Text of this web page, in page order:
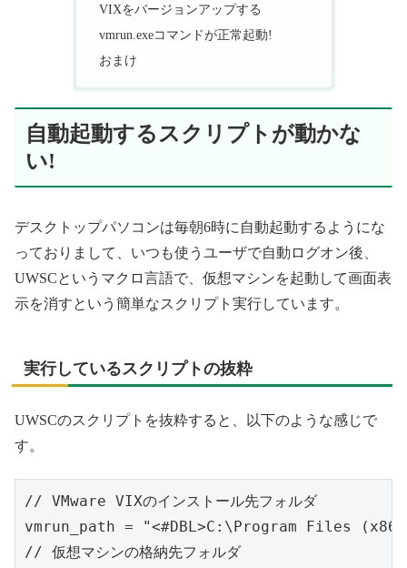
VIXをバージョンアップする
vmrun.exeコマンドが正常起動!
おまけ
自動起動するスクリプトが動かな
い!
デスクトップパソコンは毎朝6時に自動起動するようにな
っておりまして、いつも使うユーザで自動ログオン後、
UWSCというマクロ言語で、仮想マシンを起動して画面表
示を消すという簡単なスクリプト実行しています。
実行しているスクリプトの抜粋
UWSCのスクリプトを抜粋すると、以下のような感じで
す。
// VMware VIXのインストール先フォルダ
vmrun_path = "<#DBL>C:\Program Files
// 仮想マシンの格納先フォルダ